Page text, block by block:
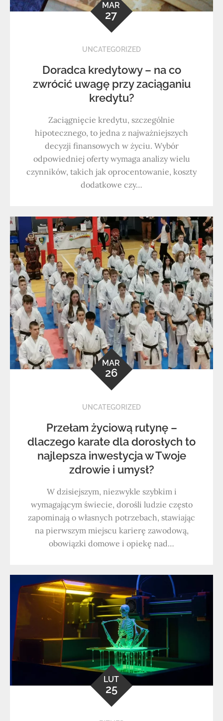
MAR
27
UNCATEGORIZED
Doradca kredytowy – na co
zwrócić uwagę przy zaciąganiu
kredytu?
Zaciągnięcie kredytu, szczególnie
hipotecznego, to jedna z najważniejszych
decyzji finansowych w życiu. Wybór
odpowiedniej oferty wymaga analizy wielu
czynników, takich jak oprocentowanie, koszty
dodatkowe czy…
MAR
26
UNCATEGORIZED
Przełam życiową rutynę –
dlaczego karate dla dorosłych to
najlepsza inwestycja w Twoje
zdrowie i umysł?
W dzisiejszym, niezwykle szybkim i
wymagającym świecie, dorośli ludzie często
zapominają o własnych potrzebach, stawiając
na pierwszym miejscu karierę zawodową,
obowiązki domowe i opiekę nad…
LUT
25